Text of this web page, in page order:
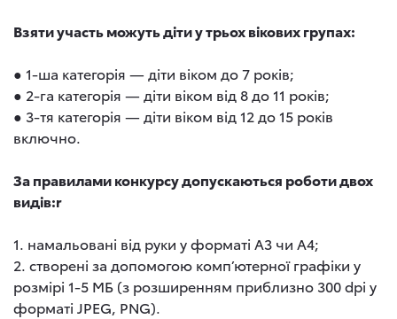
Взяти участь можуть діти у трьох вікових групах:
● 1-ша категорія — діти віком до 7 років;
● 2-га категорія — діти віком від 8 до 11 років;
● 3-тя категорія — діти віком від 12 до 15 років
включно.
За правилами конкурсу допускаються роботи двох
видів:r
1. намальовані від руки у форматі А3 чи А4;
2. створені за допомогою комп’ютерної графіки у
розмірі 1-5 МБ (з розширенням приблизно 300 dpi у
форматі JPEG, PNG).